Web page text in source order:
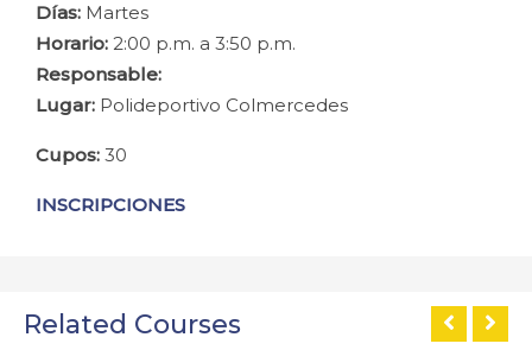
Días: Martes
Horario: 2:00 p.m. a 3:50 p.m.
Responsable:
Lugar: Polideportivo Colmercedes
Cupos: 30
INSCRIPCIONES
Related Courses